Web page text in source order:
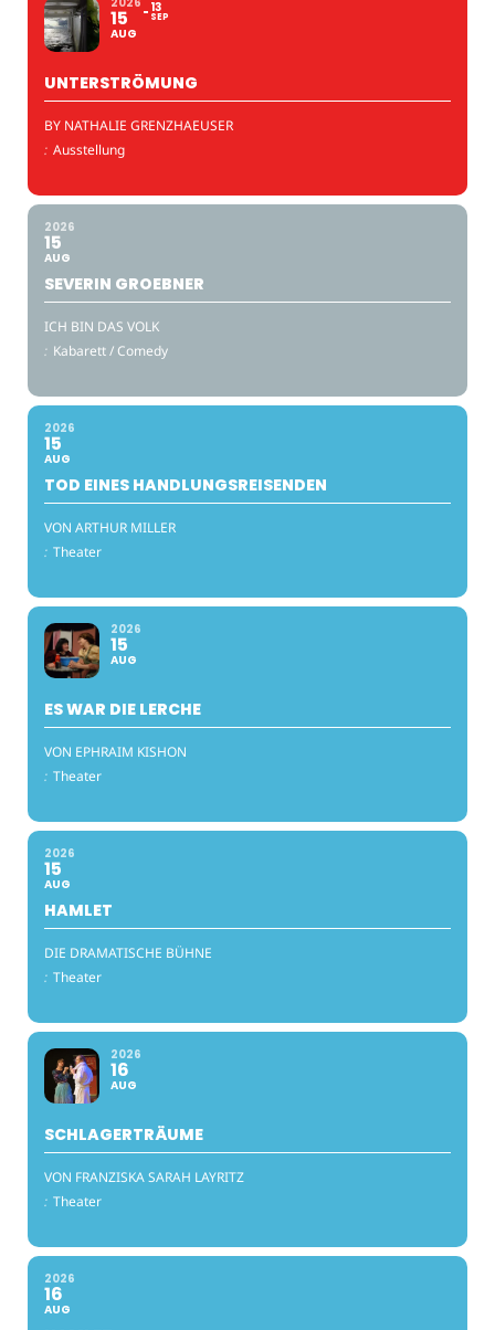
15
AUG
13
SEP
UNTERSTRÖMUNG
BY NATHALIE GRENZHAEUSER
: Ausstellung
2026
15
AUG
SEVERIN GROEBNER
ICH BIN DAS VOLK
: Kabarett / Comedy
2026
15
AUG
TOD EINES HANDLUNGSREISENDEN
VON ARTHUR MILLER
: Theater
2026
15
AUG
ES WAR DIE LERCHE
VON EPHRAIM KISHON
: Theater
2026
15
AUG
HAMLET
DIE DRAMATISCHE BÜHNE
: Theater
2026
16
AUG
SCHLAGERTRÄUME
VON FRANZISKA SARAH LAYRITZ
: Theater
2026
16
AUG